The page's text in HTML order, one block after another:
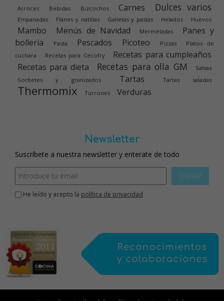
Arroces Bebidas Bizcochos Carnes Dulces varios
Empanadas Flanes y natillas Galletas y pastas Helados Huevos
Mambo Menús de Navidad Mermeladas
Panes y
bolleria
Pasta Pescados Picoteo Pizzas
Platos de
cuchara
Recetas para Cecofry
Recetas para cumpleaños
Recetas para dieta
Recetas para olla GM
Salsas
Sorbetes y granizados
Tartas Tartas saladas
Thermomix Turrones Verduras
Newsletter
Suscríbete a nuestra newsletter y enterate de todo
ENVIAR
He leído y acepto la política de privacidad